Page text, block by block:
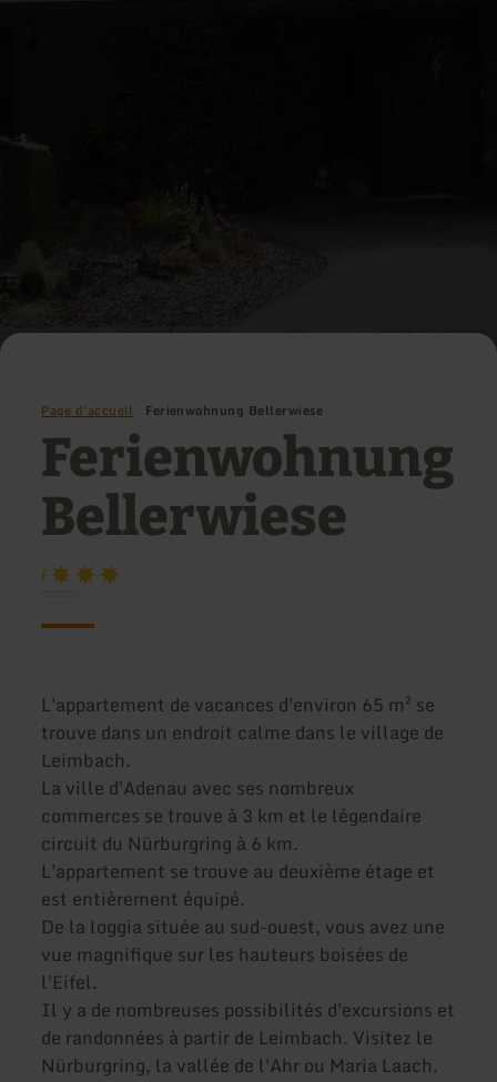
Page d'accueil Ferienwohnung Bellerwiese
Ferienwohnung
Bellerwiese
F
L'appartement de vacances d'environ 65 m² se
trouve dans un endroit calme dans le village de
Leimbach.
La ville d'Adenau avec ses nombreux
commerces se trouve à 3 km et le légendaire
circuit du Nürburgring à 6 km.
L'appartement se trouve au deuxième étage et
est entièrement équipé.
De la loggia située au sud-ouest, vous avez une
vue magnifique sur les hauteurs boisées de
l'Eifel.
Il y a de nombreuses possibilités d'excursions et
de randonnées à partir de Leimbach. Visitez le
Nürburgring, la vallée de l'Ahr ou Maria Laach.